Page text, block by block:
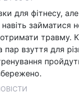
для фітнесу,
навіть займатися
травму.
пар взуття для